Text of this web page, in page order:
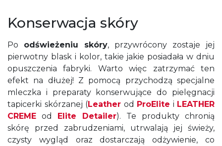
Konserwacja skóry
Po odświeżeniu skóry, przywrócony zostaje jej
pierwotny blask i kolor, takie jakie posiadała w dniu
opuszczenia fabryki. Warto więc zatrzymać ten
efekt na dłużej! Z pomocą przychodzą specjalne
mleczka i preparaty konserwujące do pielęgnacji
tapicerki skórzanej (Leather od ProElite i LEATHER
CREME od Elite Detailer). Te produkty chronią
skórę przed zabrudzeniami, utrwalają jej świeży,
czysty wygląd oraz dostarczają odżywienie, co